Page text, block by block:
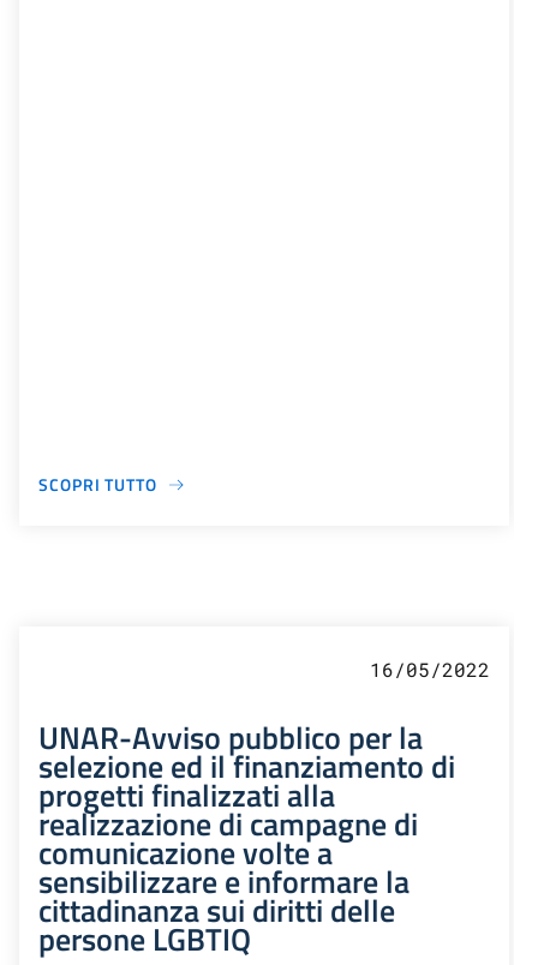
SCOPRI TUTTO
16/05/2022
UNAR-Avviso pubblico per la
selezione ed il finanziamento di
progetti finalizzati alla
realizzazione di campagne di
comunicazione volte a
sensibilizzare e informare la
cittadinanza sui diritti delle
persone LGBTIQ